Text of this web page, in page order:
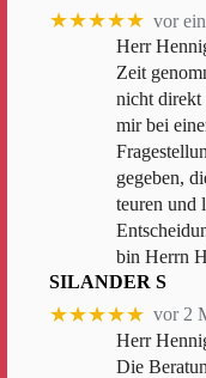
★★★★★ vor
Herr
Zeit
nicht direkt
mir bei
gegeben,
teuren und
bin Herrn
SILANDER S
★★★★★ vor 2
Herr
Die